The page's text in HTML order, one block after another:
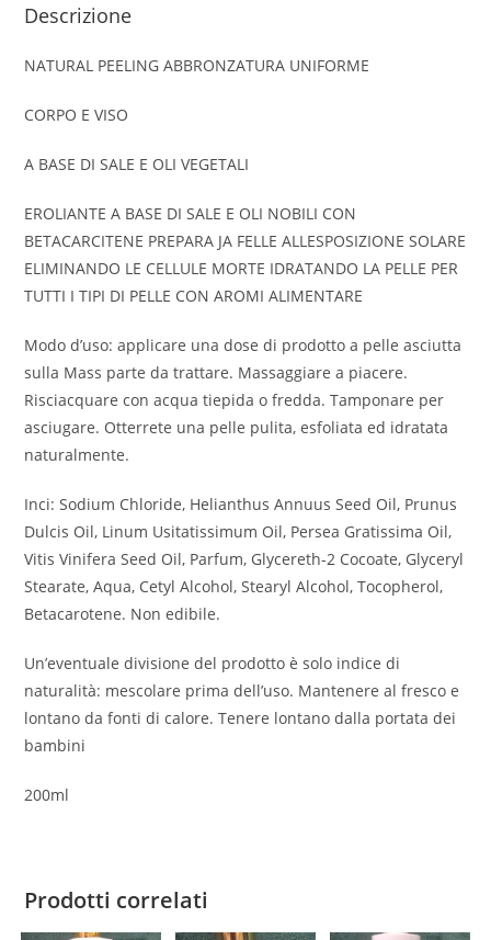
Descrizione
NATURAL PEELING ABBRONZATURA UNIFORME
CORPO E VISO
A BASE DI SALE E OLI VEGETALI
EROLIANTE A BASE DI SALE E OLI NOBILI CON
BETACARCITENE PREPARA JA FELLE ALLESPOSIZIONE SOLARE
ELIMINANDO LE CELLULE MORTE IDRATANDO LA PELLE PER
TUTTI I TIPI DI PELLE CON AROMI ALIMENTARE
Modo d’uso: applicare una dose di prodotto a pelle asciutta
sulla Mass parte da trattare. Massaggiare a piacere.
Risciacquare con acqua tiepida o fredda. Tamponare per
asciugare. Otterrete una pelle pulita, esfoliata ed idratata
naturalmente.
Inci: Sodium Chloride, Helianthus Annuus Seed Oil, Prunus
Dulcis Oil, Linum Usitatissimum Oil, Persea Gratissima Oil,
Vitis Vinifera Seed Oil, Parfum, Glycereth-2 Cocoate, Glyceryl
Stearate, Aqua, Cetyl Alcohol, Stearyl Alcohol, Tocopherol,
Betacarotene. Non edibile.
Un’eventuale divisione del prodotto è solo indice di
naturalità: mescolare prima dell’uso. Mantenere al fresco e
lontano da fonti di calore. Tenere lontano dalla portata dei
bambini
200ml
Prodotti correlati